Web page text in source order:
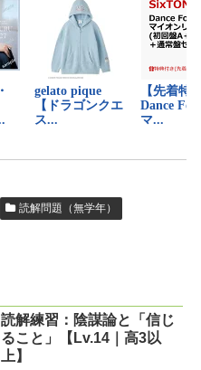
読解問題（無学年）
読解練習：陰謀論と「信じ
ること」【Lv.14｜高3以
上】